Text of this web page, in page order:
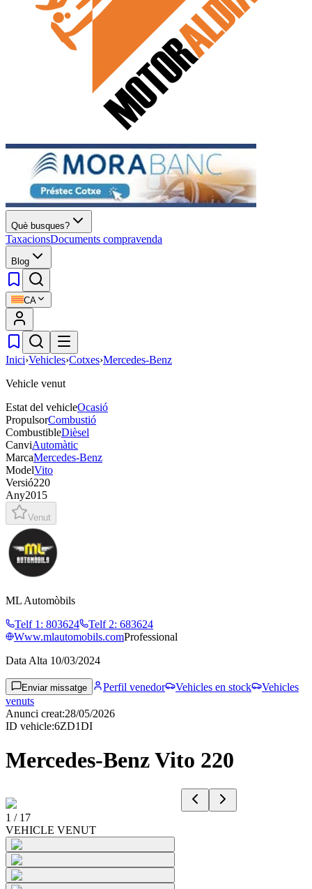
Què busques?
TaxacionsDocuments compravenda
Blog
CA
Inici›Vehicles›Cotxes›Mercedes-Benz
Vehicle venut
Estat del vehicleOcasió
PropulsorCombustió
CombustibleDièsel
CanviAutomàtic
MarcaMercedes-Benz
ModelVito
Versió220
Any2015
Venut
ML Automòbils
Telf 1 : 803624 Telf 2: 683624
Www.mlautomobils.comProfessional
Data Alta 10/03/2024
Enviar missatge Perfil venedor Vehicles en stock
Vehicles
venuts
Anunci creat:28/05/2026
ID vehicle:6ZD1DI
Mercedes-Benz Vito 220
1 / 17
VEHICLE VENUT